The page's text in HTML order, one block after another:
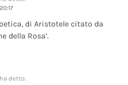
di Aristotele citato da
della Rosa’.
ha detto: